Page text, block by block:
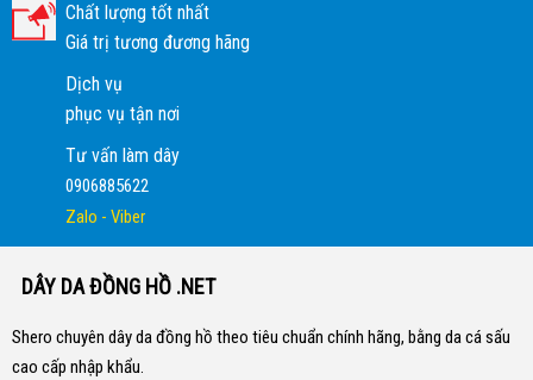
Chất lượng tốt nhất
Giá trị tương đương hãng
Dịch vụ
phục vụ tận nơi
Tư vấn làm dây
0906885622
Zalo - Viber
DÂY DA ĐỒNG HỒ .NET
Shero chuyên dây da đồng hồ theo tiêu chuẩn chính hãng, bằng da cá sấu
cao cấp nhập khẩu.